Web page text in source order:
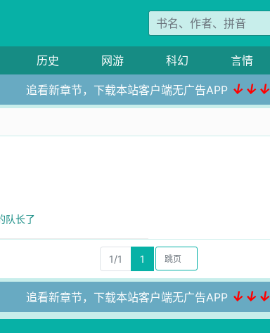
历史 网游 科幻 言情
追看新章节，下载本站客户端无广告APP ↓↓↓
队长了
1/1 1
追看新章节，下载本站客户端无广告APP ↓↓↓